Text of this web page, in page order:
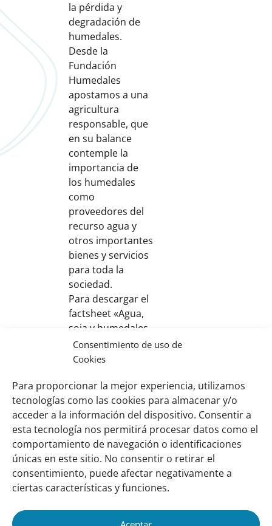
Consentimiento de uso de
Cookies
Para proporcionar la mejor experiencia, utilizamos
tecnologías como las cookies para almacenar y/o
acceder a la información del dispositivo. Consentir a
esta tecnología nos permitirá procesar datos como el
comportamiento de navegación o identificaciones
únicas en este sitio. No consentir o retirar el
consentimiento, puede afectar negativamente a
ciertas características y funciones.
la pérdida y
degradación de
humedales.
Desde la
Fundación
Humedales
apostamos a una
agricultura
responsable, que
en su balance
contemple la
importancia de
los humedales
como
proveedores del
recurso agua y
otros importantes
bienes y servicios
para toda la
sociedad.
Para descargar el
factsheet «Agua,
soja y humedales.
Aportes hacia un
manejo
Haga click sobre la
imagen.
Links
importantes
Sobre nosotros
Nuestra red
Misión y Visión